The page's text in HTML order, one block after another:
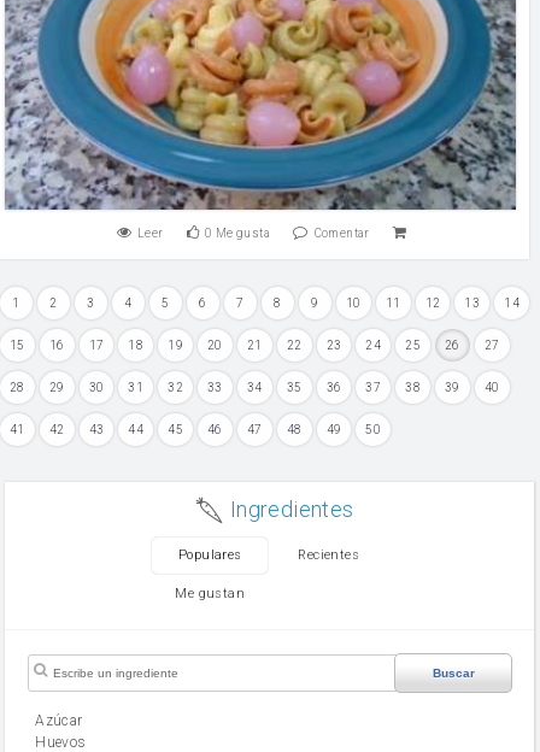
Leer 0 Me gusta Comentar
1 2 3 4 5 6 7 8 9 10 11 12 13 14
15 16 17 18 19 20 21 22 23 24 25 26 27
28 29 30 31 32 33 34 35 36 37 38 39 40
41 42 43 44 45 46 47 48 49 50
Ingredientes
Populares Recientes
Me gustan
Buscar
Azúcar
huevos